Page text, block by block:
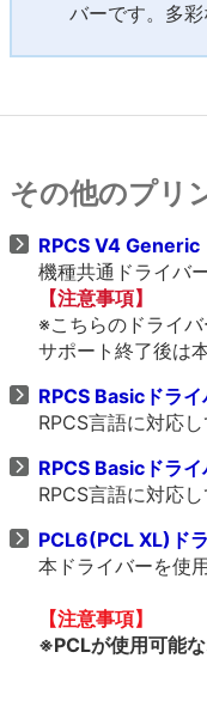
バーです。多
その他のプリ
RPCS V4
機種共通ドライバ
【注意事項】
※こちらのドライ
サポート終了後は
RPCS Basicドラ
RPCS言語に対応
RPCS Basicドラ
RPCS言語に対応
PCL6(PCL XL)ド
本ドライバーを使
【注意事項】
※PCLが使用可能